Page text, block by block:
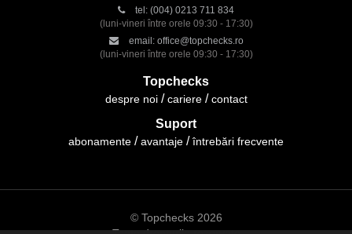
tel: (004) 0213 711 834
(luni-vineri între orele 09:30 - 17:30)
email: office@topchecks.ro
(luni-vineri între orele 09:30 - 17:30)
Topchecks
despre noi cariere contact
Suport
abonamente avantaje întrebări frecvente
© Topchecks 2026